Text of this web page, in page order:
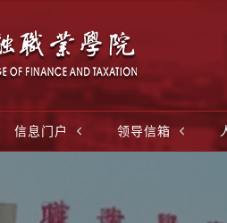
信息门户 领导信箱